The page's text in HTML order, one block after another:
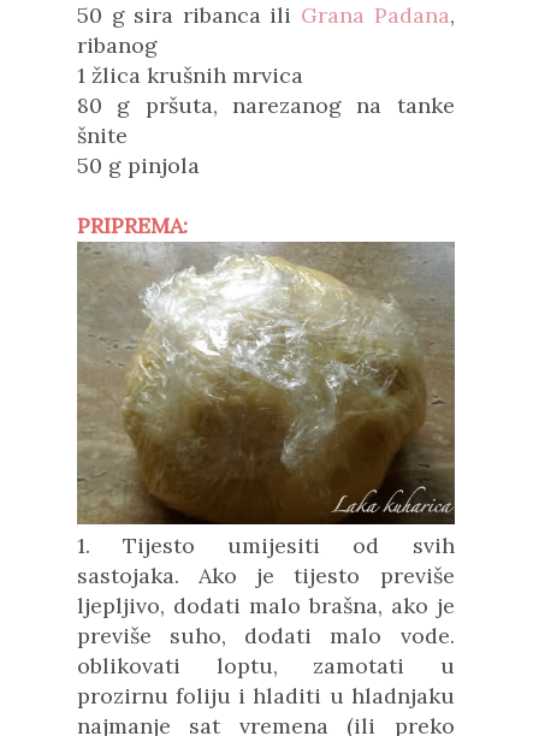
50 g sira ribanca ili Grana Padana,
ribanog
1 žlica krušnih mrvica
80 g pršuta, narezanog na tanke
šnite
50 g pinjola
PRIPREMA:
1. Tijesto umijesiti od svih
sastojaka. Ako je tijesto previše
ljepljivo, dodati malo brašna, ako je
previše suho, dodati malo vode.
oblikovati loptu, zamotati u
prozirnu foliju i hladiti u hladnjaku
najmanje sat vremena (ili preko